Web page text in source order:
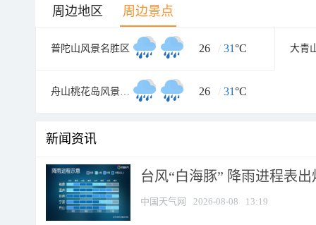
周边地区 周边景点
普陀山风景名胜区 26 / 31°C 大青
舟山桃花岛风景旅游区 26 / 31°C
新闻资讯
台风“白海豚” 降雨进程表
中国天气网 2026-08-08 13:19